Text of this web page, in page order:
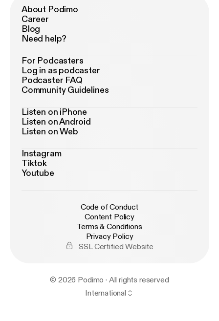
About Podimo
Career
Blog
Need help?
For Podcasters
Log in as podcaster
Podcaster FAQ
Community Guidelines
Listen on iPhone
Listen on Android
Listen on Web
Instagram
Tiktok
Youtube
Code of Conduct
Content Policy
Terms & Conditions
Privacy Policy
SSL Certified Website
© 2026 Podimo · All rights reserved
International